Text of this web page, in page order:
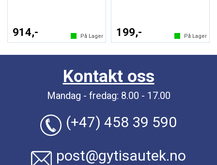
914,- På Lager 199,- På Lager
Kontakt oss
Mandag - fredag: 8.00 - 17.00
(+47) 458 39 590
post@gytisautek.no